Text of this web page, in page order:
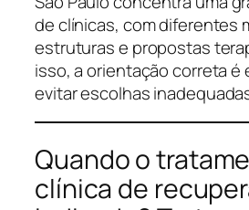
de clínicas, com diferentes
estruturas e propostas
isso, a orientação correta é
evitar escolhas
Quando o
clínica de